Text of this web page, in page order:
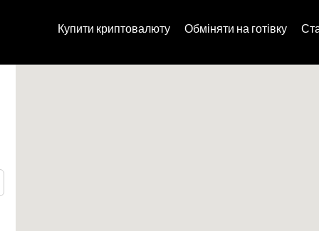
Купити криптовалюту Обміняти на готівку